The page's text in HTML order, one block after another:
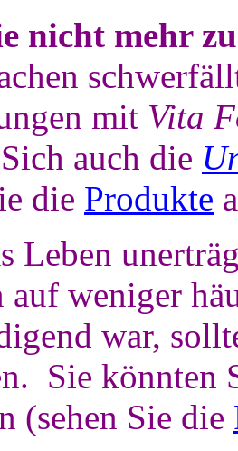
nicht mehr
mit Vita
auch die
die Produkte
Leben
auf weniger
war,
Sie könnten
(sehen Sie die